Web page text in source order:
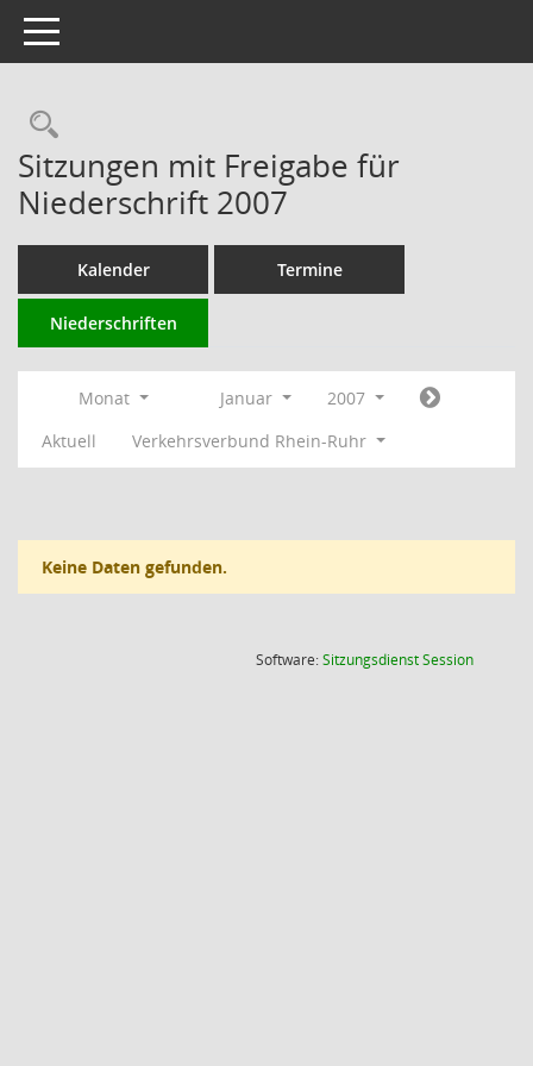
Toggle navigation
Rechercheauswahl
Sitzungen mit Freigabe für
Niederschrift 2007
Kalender Termine
Niederschriften
Monat Januar
2007
Aktuell
Verkehrsverbund Rhein-Ruhr
Keine Daten gefunden.
Software:SitzungsdienstSession(Wird in